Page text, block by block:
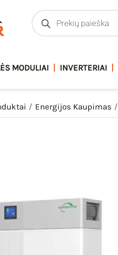
Products
search
MODULIAI INVERTERIAI
Energijos Kaupimas